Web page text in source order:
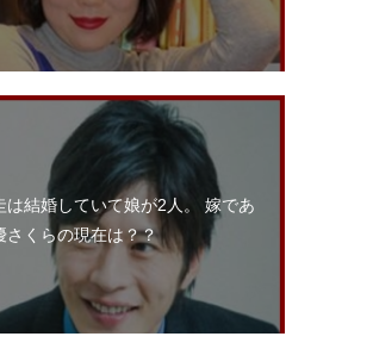
は結婚していて娘が2人。 嫁であ
さくらの現在は？？